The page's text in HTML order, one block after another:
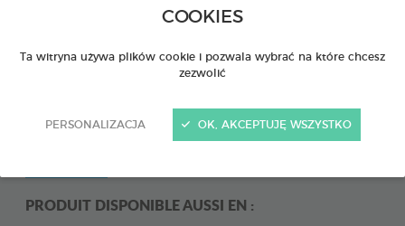
COOKIES
Ta witryna używa plików cookie i pozwala wybrać na które chcesz
zezwolić
PERSONALIZACJA OK, AKCEPTUJĘ WSZYSTKO
PRODUIT DISPONIBLE AUSSI EN :